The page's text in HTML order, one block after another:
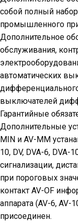
собой полный
промышленного
Дополнительное
обслуживания,
автоматических
выключателей
Гарантийные
Дополнительные
MIN и AV-MM
10, DV, DVA-6,
сигнализации,
при пороговых
контакт AV-OF
аппарата (AV-6, AV-
присоединен.